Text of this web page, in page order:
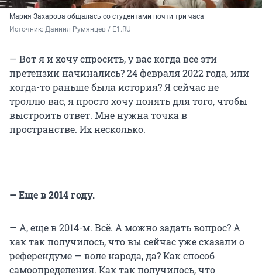
Мария Захарова общалась со студентами почти три часа
Источник: Даниил Румянцев / E1.RU
— Вот я и хочу спросить, у вас когда все эти
претензии начинались? 24 февраля 2022 года, или
когда-то раньше была история? Я сейчас не
троллю вас, я просто хочу понять для того, чтобы
выстроить ответ. Мне нужна точка в
пространстве. Их несколько.
— Еще в 2014 году.
— А, еще в 2014-м. Всё. А можно задать вопрос? А
как так получилось, что вы сейчас уже сказали о
референдуме — воле народа, да? Как способ
самоопределения. Как так получилось, что